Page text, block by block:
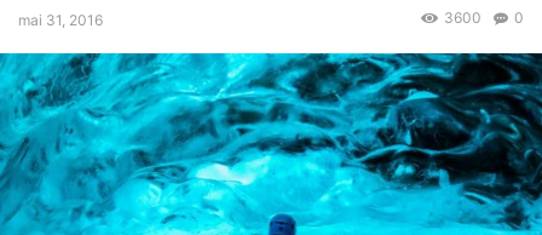
mai 31, 2016 0
3600